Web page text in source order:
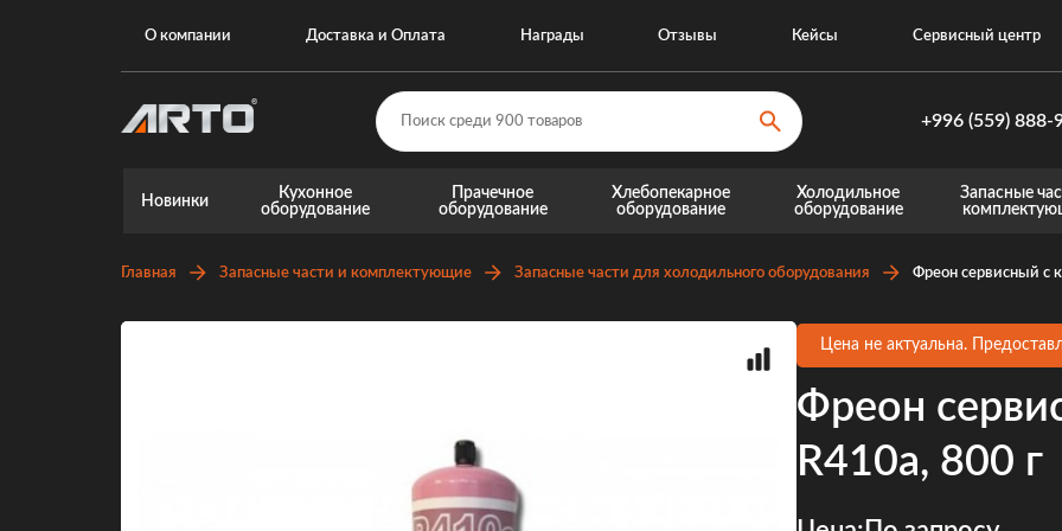
О компании Доставка и Оплата Награды Отзывы Кейсы Сервисный центр
+996 (559) 888-
+996 (559)
Новинки
Кухонное
оборудование
Прачечное
оборудование
Хлебопекарное
оборудование
Холодильное
оборудование
Запасные
Главная Запасные части и комплектующие Запасные части для холодильного оборудования Фреон сервисный с
Цена не актуальна.
Фреон
R410a, 800 г